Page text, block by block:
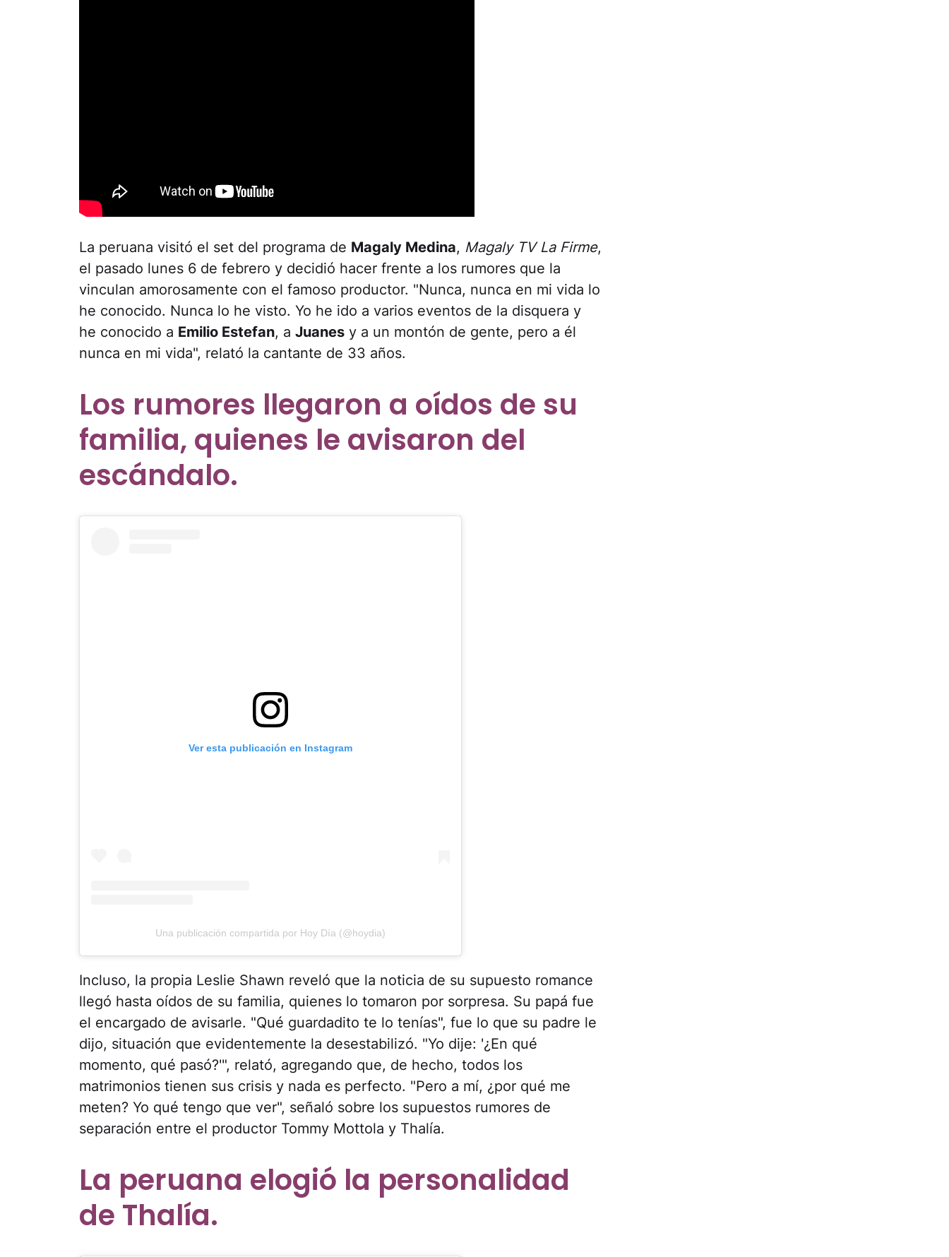
La peruana visitó el set del programa de Magaly Medina, Magaly TV La Firme,
el pasado lunes 6 de febrero y decidió hacer frente a los rumores que la
vinculan amorosamente con el famoso productor. "Nunca, nunca en mi vida lo
he conocido. Nunca lo he visto. Yo he ido a varios eventos de la disquera y
he conocido a Emilio Estefan, a Juanes y a un montón de gente, pero a él
nunca en mi vida", relató la cantante de 33 años.
Los rumores llegaron a oídos de su
familia, quienes le avisaron del
escándalo.
Ver esta publicación en Instagram
Una publicación compartida por Hoy Día (@hoydia)
Incluso, la propia Leslie Shawn reveló que la noticia de su supuesto romance
llegó hasta oídos de su familia, quienes lo tomaron por sorpresa. Su papá fue
el encargado de avisarle. "Qué guardadito te lo tenías", fue lo que su padre le
dijo, situación que evidentemente la desestabilizó. "Yo dije: '¿En qué
momento, qué pasó?'", relató, agregando que, de hecho, todos los
matrimonios tienen sus crisis y nada es perfecto. "Pero a mí, ¿por qué me
meten? Yo qué tengo que ver", señaló sobre los supuestos rumores de
separación entre el productor Tommy Mottola y Thalía.
La peruana elogió la personalidad
de Thalía.